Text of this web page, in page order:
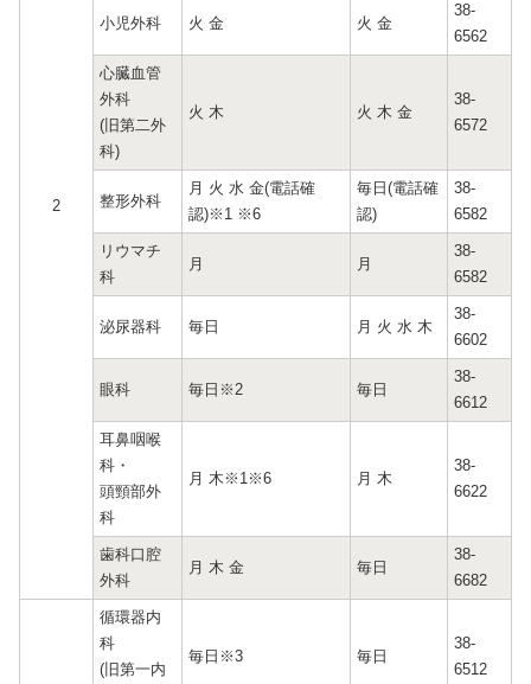
2
小児外科 火 金 火 金
38-
6562
心臓血管
外科
(旧第二外
科)
火 木 火 木 金
38-
6572
整形外科
月 火 水 金(電話確
認)※1 ※6
毎日(電話確
認)
38-
6582
リウマチ
科
月 月
38-
6582
泌尿器科 毎日 月 火 水 木
38-
6602
眼科 毎日※2 毎日
38-
6612
耳鼻咽喉
科・
頭頸部外
科
月 木※1※6 月 木
38-
6622
歯科口腔
外科
月 木 金 毎日
38-
6682
循環器内
科
(旧第一内
毎日※3 毎日
38-
6512